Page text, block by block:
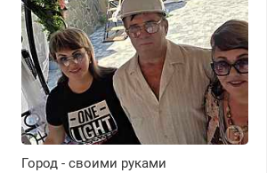
Город - своими руками